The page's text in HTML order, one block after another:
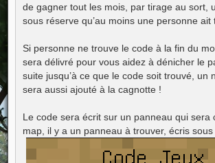
a
g
e
de gagner tout les mois, par tirage au sort,
sous réserve qu’au moins une personne ait
Si personne ne trouve le code à la fin du
sera délivré pour vous aidez à dénicher le
suite jusqu’à ce que le code soit trouvé, un
sera aussi ajouté à la cagnotte !
Le code sera écrit sur un panneau qui sera
map, il y a un panneau à trouver, écris